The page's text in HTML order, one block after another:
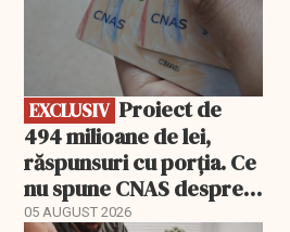
EXCLUSIV
494 milioane de lei,
răspunsuri cu porția. Ce
nu spune CNAS despre
noul PIAS
05 AUGUST 2026